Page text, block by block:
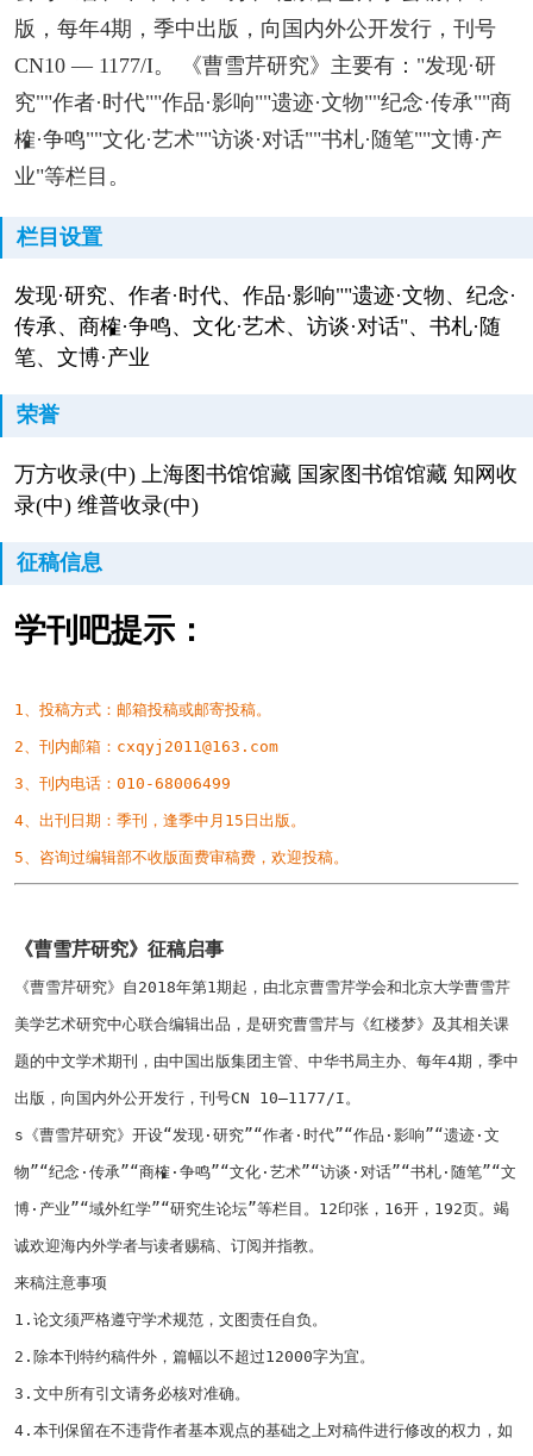
版，每年4期，季中出版，向国内外公开发行，刊号
CN10 — 1177/I。 《曹雪芹研究》主要有："发现·研
究""作者·时代""作品·影响""遗迹·文物""纪念·传承""商
榷·争鸣""文化·艺术""访谈·对话""书札·随笔""文博·产
业"等栏目。
栏目设置
发现·研究、作者·时代、作品·影响""遗迹·文物、纪念·
传承、商榷·争鸣、文化·艺术、访谈·对话"、书札·随
笔、文博·产业
荣誉
万方收录(中) 上海图书馆馆藏 国家图书馆馆藏 知网收
录(中) 维普收录(中)
征稿信息
学刊吧提示：
1、投稿方式：邮箱投稿或邮寄投稿。
2、刊内邮箱： cxqyj2011@163.com
3、刊内电话： 010-68006499
4、出刊日期：季刊，逢季中月 15 日出版。
5、咨询过编辑部不收版面费审稿费，欢迎投稿。
《曹雪芹研究》征稿启事
《曹雪芹研究》自 2018年第1 期起，由北京曹雪芹学会和北京大学曹雪芹
美学艺术研究中心联合编辑出品，是研究曹雪芹与《红楼梦》及其相关课
题的中文学术期刊，由中国出版集团主管、中华书局主办、每年4期，季中
出版，向国内外公开发行，刊号CN 10—1177/I 。
s 《曹雪芹研究》开设“发现·研究”“作者·时代”“作品·影响”“遗迹·文
物”“纪念·传承”“商榷·争鸣”“文化·艺术”“访谈·对话”“书札·随笔”“文
博·产业”“域外红学”“研究生论坛”等栏目。 12印张， 16开， 192页。竭
诚欢迎海内外学者与读者赐稿、订阅并指教。
来稿注意事项
1.论文须严格遵守学术规范，文图责任自负。
2.除本刊特约稿件外，篇幅以不超过12000字为宜。
3.文中所有引文请务必核对准确。
4.本刊保留在不违背作者基本观点的基础之上对稿件进行修改的权力，如